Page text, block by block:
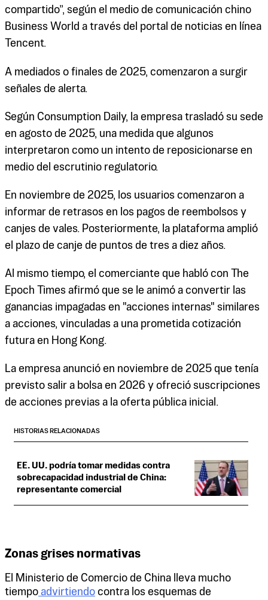
compartido”, según el medio de comunicación chino
Business World a través del portal de noticias en línea
Tencent.
A mediados o finales de 2025, comenzaron a surgir
señales de alerta.
Según Consumption Daily, la empresa trasladó su sede
en agosto de 2025, una medida que algunos
interpretaron como un intento de reposicionarse en
medio del escrutinio regulatorio.
En noviembre de 2025, los usuarios comenzaron a
informar de retrasos en los pagos de reembolsos y
canjes de vales. Posteriormente, la plataforma amplió
el plazo de canje de puntos de tres a diez años.
Al mismo tiempo, el comerciante que habló con The
Epoch Times afirmó que se le animó a convertir las
ganancias impagadas en "acciones internas" similares
a acciones, vinculadas a una prometida cotización
futura en Hong Kong.
La empresa anunció en noviembre de 2025 que tenía
previsto salir a bolsa en 2026 y ofreció suscripciones
de acciones previas a la oferta pública inicial.
HISTORIAS RELACIONADAS
EE. UU. podría tomar medidas contra
sobrecapacidad industrial de China:
representante comercial
Zonas grises normativas
El Ministerio de Comercio de China lleva mucho
tiempo advirtiendo contra los esquemas de